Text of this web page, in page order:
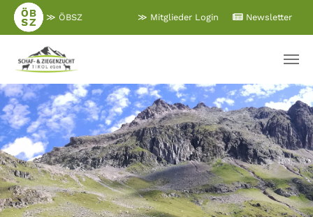
Zum
Hauptinhalt
≫ ÖBSZ Newsletter
≫ Mitglieder Login